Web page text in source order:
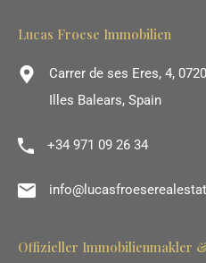
Lucas Froese Immobilien
Carrer de ses Eres, 4,
Illes Balears, Spain
+34 971 09 26 34
Offizieller Immobilienmakler